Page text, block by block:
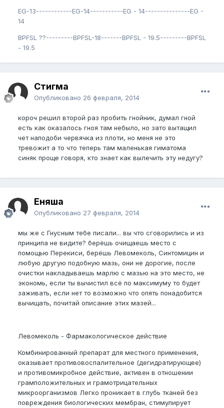
EG-13------------EG-14-----------EG - 14---------------EG -
14
BPFSL ??---------BPFSL-18-------BPFSL - 19.5---------BPFSL
- 19.5
Стигма
Опубликовано 26 февраля, 2014
короч решил второй раз пробить гнойник, думал гной
есть как оказалось гноя там небыло, но зато вытащил
чет наподоби червячка из плоти, но меня не это
тревожит а то что теперь там маленькая гиматома
синяк проще говоря, кто знает как вылечить эту недугу?
Еняша
Опубликовано 27 февраля, 2014
мы же с Гнусным тебе писали... вы что сговорились и из
принципа не видите? берёшь очищаешь место с
помощью Перекиси, берёшь Левомеколь, Синтомицин и
любую другую подобную мазь, они не дорогие, после
очистки накладываешь марлю с мазью на это место, не
экономь, если ты вычистил всё по максимуму то будет
заживать, если нет то возможно что опять понадобится
вычищать, почитай описание этих мазей...
Левомеколь - Фармакологическое действие
Комбинированный препарат для местного применения,
оказывает противовоспалительное (дегидратирующее)
и противомикробное действие, активен в отношении
грамположительных и грамотрицательных
микроорганизмов Легко проникает в глубь тканей без
повреждения биологических мембран, стимулирует